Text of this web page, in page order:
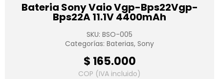
Bateria Sony Vaio Vgp-Bps22Vgp-
Bps22A 11.1V 4400mAh
SKU: BSO-005
Categorías: Baterias, Sony
$ 165.000
COP (IVA incluido)